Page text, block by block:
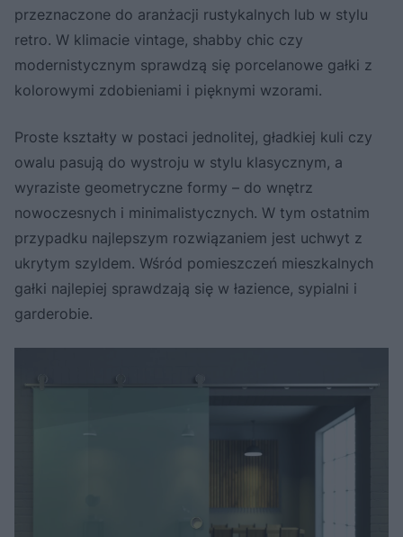
przeznaczone do aranżacji rustykalnych lub w stylu
retro. W klimacie vintage, shabby chic czy
modernistycznym sprawdzą się porcelanowe gałki z
kolorowymi zdobieniami i pięknymi wzorami.
Proste kształty w postaci jednolitej, gładkiej kuli czy
owalu pasują do wystroju w stylu klasycznym, a
wyraziste geometryczne formy – do wnętrz
nowoczesnych i minimalistycznych. W tym ostatnim
przypadku najlepszym rozwiązaniem jest uchwyt z
ukrytym szyldem. Wśród pomieszczeń mieszkalnych
gałki najlepiej sprawdzają się w łazience, sypialni i
garderobie.